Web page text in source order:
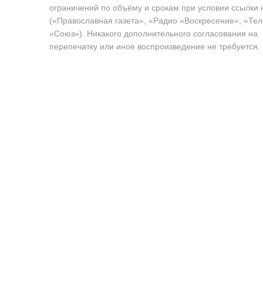
ограничений по объёму и срокам при условии ссылки
(«Православная газета», «Радио «Воскресение»,
«Союз»). Никакого дополнительного согласования на
перепечатку или иное воспроизведение не требуется.